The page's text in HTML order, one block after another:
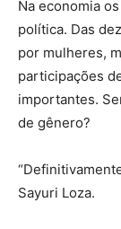
Na economia
política. Das
por mulheres,
participações
importantes.
de gênero?
Sayuri Loza.